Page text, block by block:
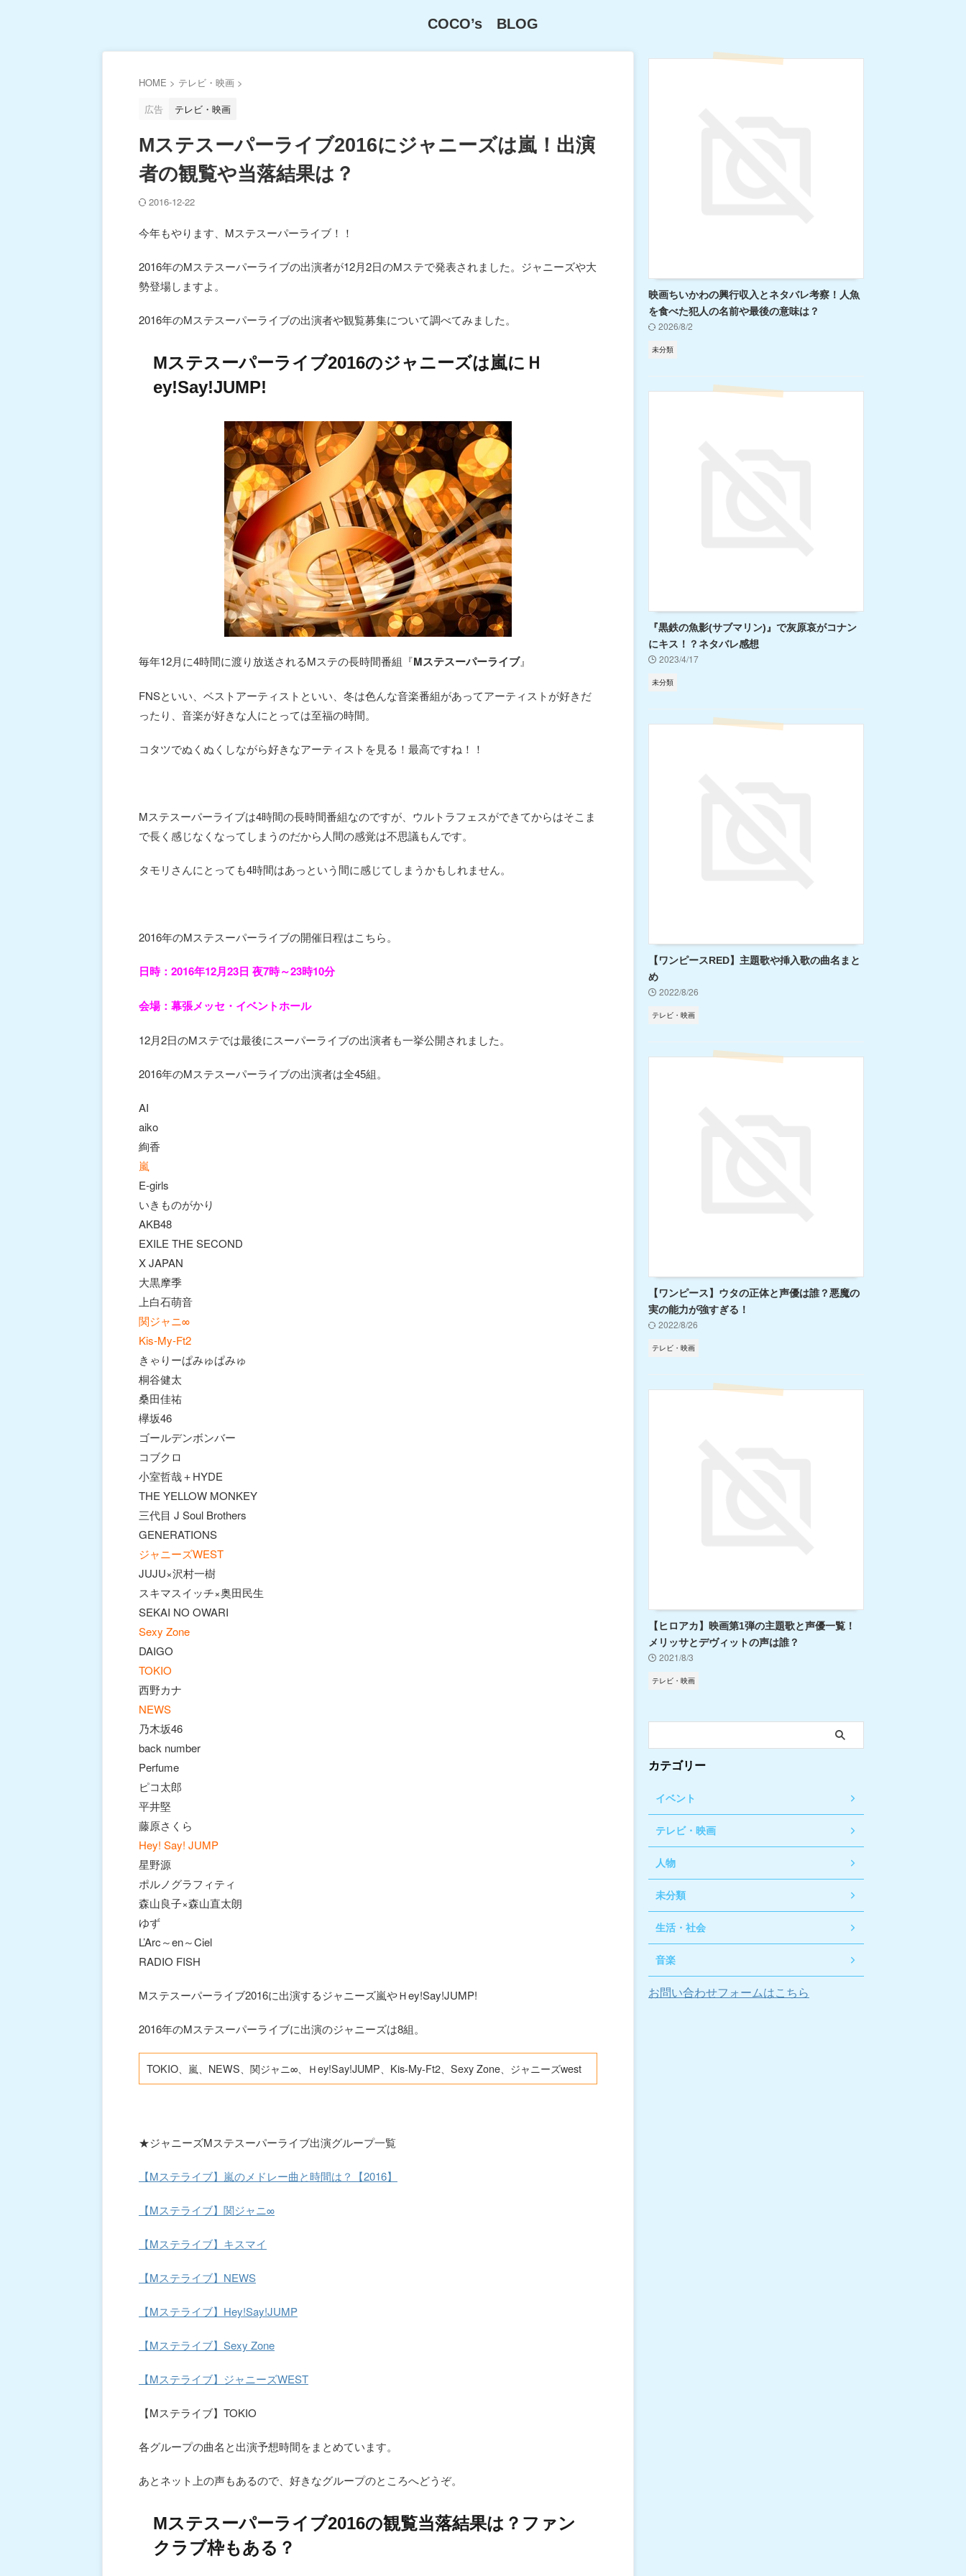
COCO’s BLOG
HOME > テレビ・映画 >
広告
テレビ・映画
Mステスーパーライブ2016にジャニーズは嵐！出演
者の観覧や当落結果は？
2016-12-22
今年もやります、Mステスーパーライブ！！
2016年のMステスーパーライブの出演者が12月2日のMステで発表されました。ジャニーズや大
勢登場しますよ。
2016年のMステスーパーライブの出演者や観覧募集について調べてみました。
Mステスーパーライブ2016のジャニーズは嵐にＨ
ey!Say!JUMP!
毎年12月に4時間に渡り放送されるMステの長時間番組『Mステスーパーライブ』
FNSといい、ベストアーティストといい、冬は色んな音楽番組があってアーティストが好きだ
ったり、音楽が好きな人にとっては至福の時間。
コタツでぬくぬくしながら好きなアーティストを見る！最高ですね！！
Mステスーパーライブは4時間の長時間番組なのですが、ウルトラフェスができてからはそこま
で長く感じなくなってしまうのだから人間の感覚は不思議もんです。
タモリさんにとっても4時間はあっという間に感じてしまうかもしれません。
2016年のMステスーパーライブの開催日程はこちら。
日時：2016年12月23日 夜7時～23時10分
会場：幕張メッセ・イベントホール
12月2日のMステでは最後にスーパーライブの出演者も一挙公開されました。
2016年のMステスーパーライブの出演者は全45組。
AI
aiko
絢香
嵐
E‐girls
いきものがかり
AKB48
EXILE THE SECOND
X JAPAN
大黒摩季
上白石萌音
関ジャニ∞
Kis‐My‐Ft2
きゃりーぱみゅぱみゅ
桐谷健太
桑田佳祐
欅坂46
ゴールデンボンバー
コブクロ
小室哲哉＋HYDE
THE YELLOW MONKEY
三代目 J Soul Brothers
GENERATIONS
ジャニーズWEST
JUJU×沢村一樹
スキマスイッチ×奥田民生
SEKAI NO OWARI
Sexy Zone
DAIGO
TOKIO
西野カナ
NEWS
乃木坂46
back number
Perfume
ピコ太郎
平井堅
藤原さくら
Hey! Say! JUMP
星野源
ポルノグラフィティ
森山良子×森山直太朗
ゆず
L’Arc～en～Ciel
RADIO FISH
Mステスーパーライブ2016に出演するジャニーズ嵐やＨey!Say!JUMP!
2016年のMステスーパーライブに出演のジャニーズは8組。
TOKIO、嵐、NEWS、関ジャニ∞、Ｈey!Say!JUMP、Kis-My-Ft2、Sexy Zone、ジャニーズwest
★ジャニーズMステスーパーライブ出演グループ一覧
【Mステライブ】嵐のメドレー曲と時間は？【2016】
【Mステライブ】関ジャニ∞
【Mステライブ】キスマイ
【Mステライブ】NEWS
【Mステライブ】Hey!Say!JUMP
【Mステライブ】Sexy Zone
【Mステライブ】ジャニーズWEST
【Mステライブ】TOKIO
各グループの曲名と出演予想時間をまとめています。
あとネット上の声もあるので、好きなグループのところへどうぞ。
Mステスーパーライブ2016の観覧当落結果は？ファン
クラブ枠もある？
映画ちいかわの興行収入とネタバレ考察！人魚
を食べた犯人の名前や最後の意味は？
2026/8/2
未分類
『黒鉄の魚影(サブマリン)』で灰原哀がコナン
にキス！？ネタバレ感想
2023/4/17
未分類
【ワンピースRED】主題歌や挿入歌の曲名まと
め
2022/8/26
テレビ・映画
【ワンピース】ウタの正体と声優は誰？悪魔の
実の能力が強すぎる！
2022/8/26
テレビ・映画
【ヒロアカ】映画第1弾の主題歌と声優一覧！
メリッサとデヴィットの声は誰？
2021/8/3
テレビ・映画
カテゴリー
イベント
テレビ・映画
人物
未分類
生活・社会
音楽
お問い合わせフォームはこちら